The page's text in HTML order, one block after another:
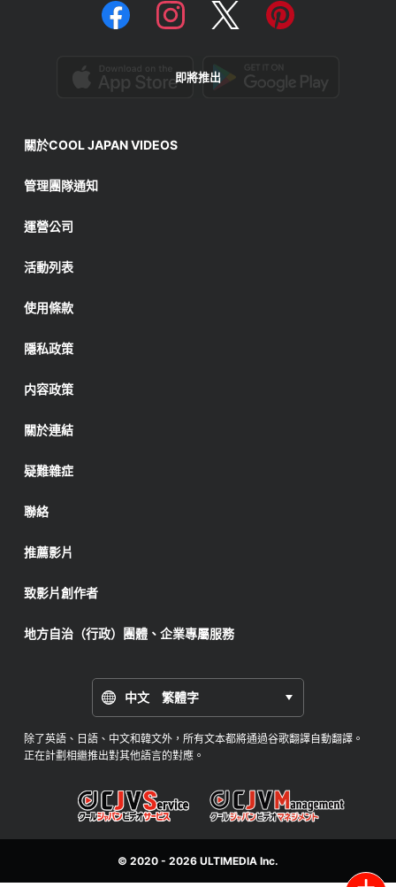
即將推出
關於COOL JAPAN VIDEOS
管理團隊通知
運營公司
活動列表
使用條款
隱私政策
内容政策
關於連結
疑難雜症
聯絡
推薦影片
致影片創作者
地方自治（行政）團體、企業專屬服務
中文 繁體字
除了英語、日語、中文和韓文外，所有文本都將通過谷歌翻譯自動翻譯。
正在計劃相繼推出對其他語言的對應。
© 2020 - 2026 ULTIMEDIA Inc.